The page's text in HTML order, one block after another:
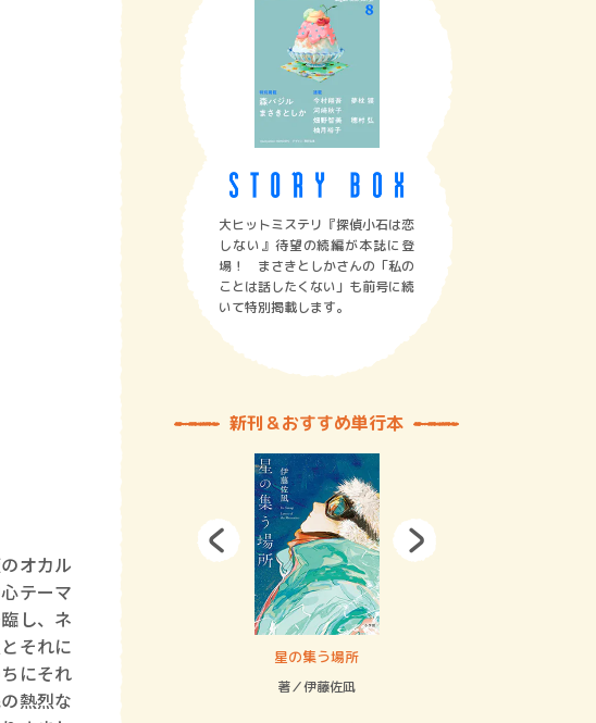
オカル
テーマ
し、ネ
それに
にそれ
熱烈な
大ヒットミステリ『探偵小石は恋
しない』待望の続編が本誌に登
場！ まさきとしかさんの「私の
ことは話したくない」も前号に続
いて特別掲載します。
新刊＆おすすめ単行本
ーサム！ 二重拘束の…
著／川瀬七緒
星の集う場所
著／伊藤佐凪